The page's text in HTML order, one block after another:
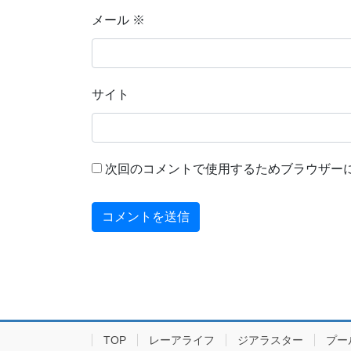
メール ※
サイト
次回のコメントで使用するためブラウザ
TOP レーアライフ ジアラスター プー